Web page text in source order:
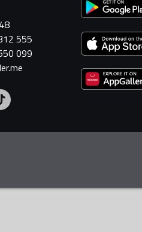
555
099